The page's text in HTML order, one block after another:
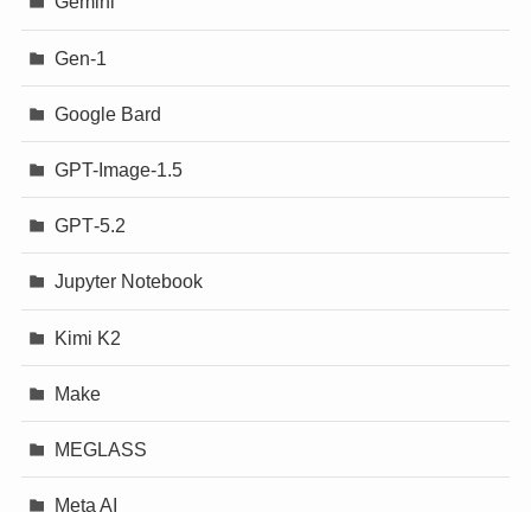
Gen-1
Google Bard
GPT-Image-1.5
GPT‐5.2
Jupyter Notebook
Kimi K2
Make
MEGLASS
Meta AI